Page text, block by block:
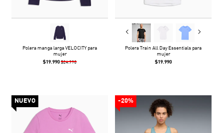
Polera manga larga VELOCITY para
mujer
$19.990 $24.990
Polera Train All Day Essentials para
mujer
$19.990
NUEVO -20%